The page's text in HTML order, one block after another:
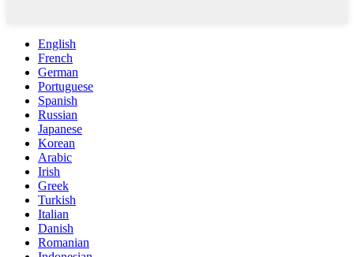
English
French
German
Portuguese
Spanish
Russian
Japanese
Korean
Arabic
Irish
Greek
Turkish
Italian
Danish
Romanian